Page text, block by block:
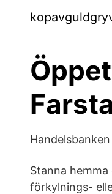
Stanna
förkylnings-